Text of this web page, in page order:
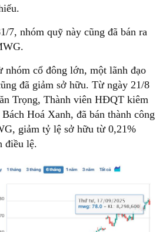
7, nhóm quỹ này cũng đã bán ra
nhóm cổ đông lớn, một lãnh đạo
đã giảm sở hữu. Từ ngày 21/8
Trọng, Thành viên HĐQT kiêm
Hoá Xanh, đã bán thành công
giảm tỷ lệ sở hữu từ 0,21%
điều lệ.